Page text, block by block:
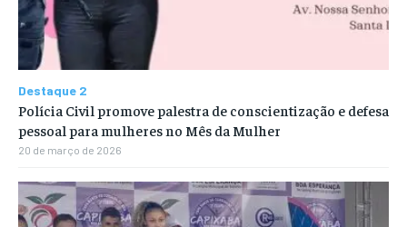
Destaque 2
Polícia Civil promove palestra de conscientização e defesa
pessoal para mulheres no Mês da Mulher
20 de março de 2026